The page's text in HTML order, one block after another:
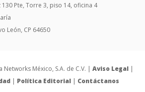
Pte, Torre 3, piso 14, oficina 4
León, CP 64650
México, S.A. de C.V. | Aviso Legal|
| Política Editorial | Contáctanos